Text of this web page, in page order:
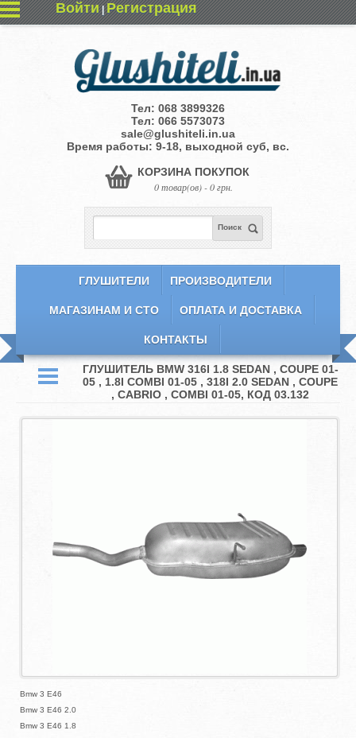
Войти|Регистрация
Тел: 068 3899326
Тел: 066 5573073
sale@glushiteli.in.ua
Время работы: 9-18, выходной суб, вс.
КОРЗИНА ПОКУПОК
0 товар(ов) - 0 грн.
Поиск
ГЛУШИТЕЛИ ПРОИЗВОДИТЕЛИ
МАГАЗИНАМ И СТО ОПЛАТА И ДОСТАВКА
КОНТАКТЫ
ГЛУШИТЕЛЬ BMW 316I 1.8 SEDAN , COUPE 01-
05 , 1.8I COMBI 01-05 , 318I 2.0 SEDAN , COUPE
, CABRIO , COMBI 01-05, КОД 03.132
Bmw 3 E46
Bmw 3 E46 2.0
Bmw 3 E46 1.8